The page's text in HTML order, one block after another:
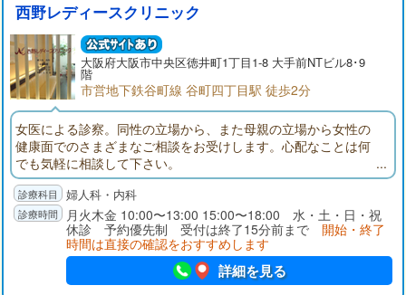
西野レディースクリニック
大阪府大阪市中央区徳井町1丁目1-8 大手前NTビル8･9
階
市営地下鉄谷町線 谷町四丁目駅 徒歩2分
女医による診察。同性の立場から、また母親の立場から女性の
健康面でのさまざまなご相談をお受けします。心配なことは何
でも気軽に相談して下さい。
婦人科・内科
月火木金 10:00〜13:00 15:00〜18:00 水・土・日・祝
休診 予約優先制 受付は終了15分前まで 開始・終了
時間は直接の確認をおすすめします
詳細を見る